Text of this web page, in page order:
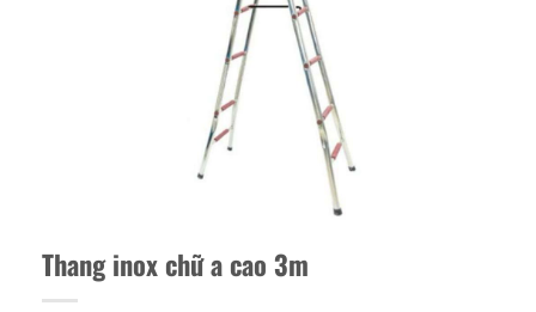
Thang inox chữ a cao 3m